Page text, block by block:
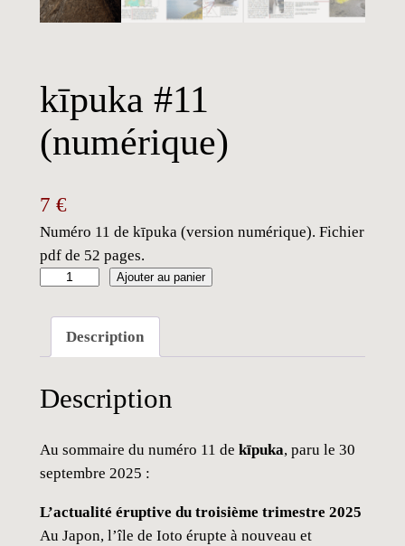
kīpuka #11
(numérique)
7 €
Numéro 11 de kīpuka (version numérique). Fichier
pdf de 52 pages.
i
é
k
ī
Ajouter au panier
Description
Description
Au sommaire du numéro 11 de kīpuka, paru le 30
septembre 2025 :
L’actualité éruptive du troisième trimestre 2025
Au Japon, l’île de Ioto érupte à nouveau et